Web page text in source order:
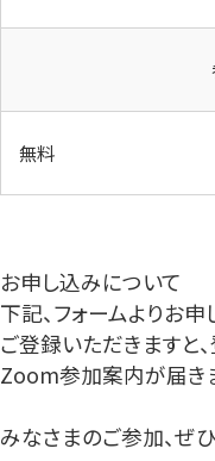
無料
お申し込みについて
下記、フォームよりお申
ご登録いただきますと
Zoom参加案内が届き
みなさまのご参加、ぜ